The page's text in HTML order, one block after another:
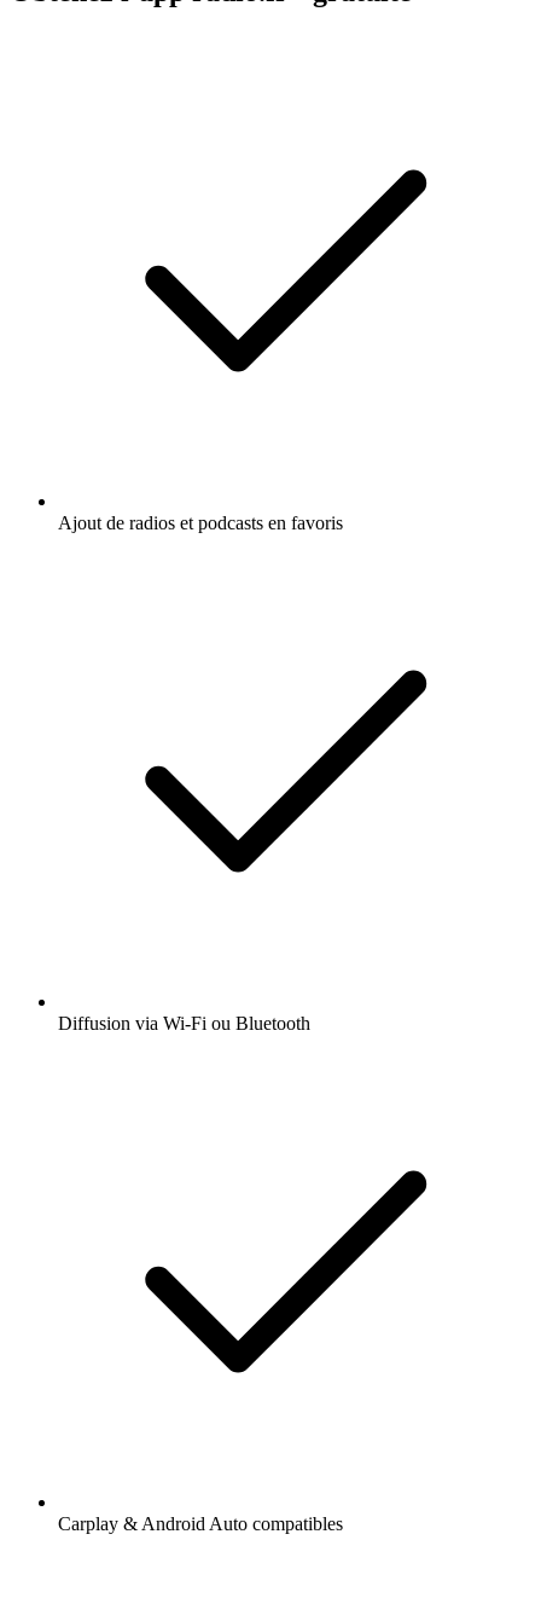
Ajout de radios et podcasts en favoris
Diffusion via Wi-Fi ou Bluetooth
Carplay & Android Auto compatibles